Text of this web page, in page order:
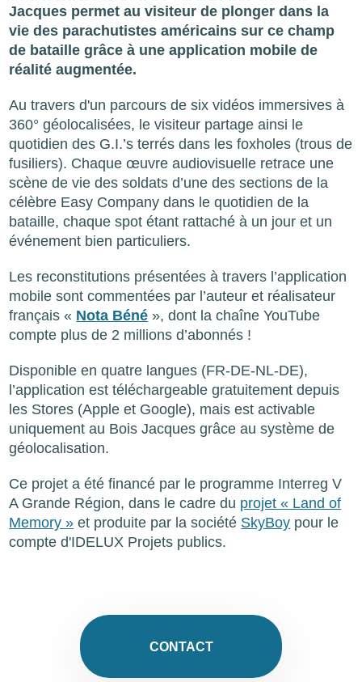
Jacques permet au visiteur de plonger dans la
vie des parachutistes américains sur ce champ
de bataille grâce à une application mobile de
réalité augmentée.
Au travers d'un parcours de six vidéos immersives à
360° géolocalisées, le visiteur partage ainsi le
quotidien des G.I.’s terrés dans les foxholes (trous de
fusiliers). Chaque œuvre audiovisuelle retrace une
scène de vie des soldats d’une des sections de la
célèbre Easy Company dans le quotidien de la
bataille, chaque spot étant rattaché à un jour et un
événement bien particuliers.
Les reconstitutions présentées à travers l’application
mobile sont commentées par l’auteur et réalisateur
français « Nota Béné », dont la chaîne YouTube
compte plus de 2 millions d’abonnés !
Disponible en quatre langues (FR-DE-NL-DE),
l’application est téléchargeable gratuitement depuis
les Stores (Apple et Google), mais est activable
uniquement au Bois Jacques grâce au système de
géolocalisation.
Ce projet a été financé par le programme Interreg V
A Grande Région, dans le cadre du projet « Land of
Memory » et produite par la société SkyBoy pour le
compte d'IDELUX Projets publics.
CONTACT